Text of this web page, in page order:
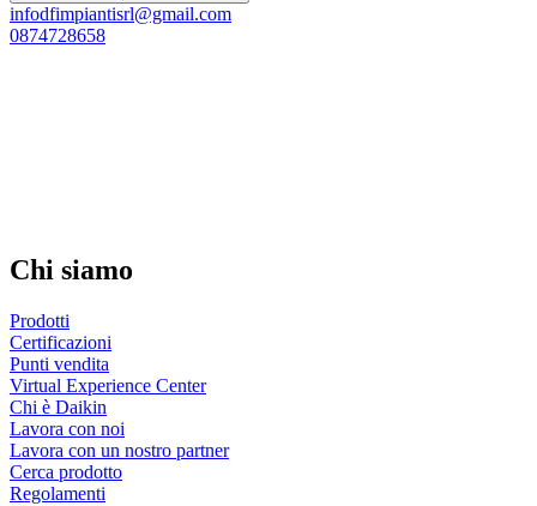
infodfimpiantisrl@gmail.com
0874728658
Chi siamo
Prodotti
Certificazioni
Punti vendita
Virtual Experience Center
Chi è Daikin
Lavora con noi
Lavora con un nostro partner
Cerca prodotto
Regolamenti